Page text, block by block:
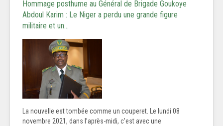
Hommage posthume au Général de Brigade Goukoye
Abdoul Karim : Le Niger a perdu une grande figure
militaire et un…
La nouvelle est tombée comme un couperet. Le lundi 08
novembre 2021, dans l’après-midi, c’est avec une